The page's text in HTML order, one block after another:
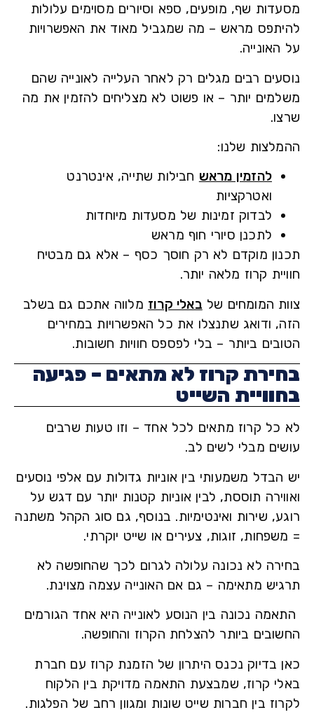
שף, מופעים, ספא וסיורים מסוימים עלולות
מראש – מה שמגביל מאוד את האפשרויות
רבים מגלים רק לאחר העלייה לאונייה שהם
יותר – או פשוט לא מצליחים להזמין את מה
שלנו:
להזמין מראשחבילות שתייה, אינטרנט
ואטרקציות
לבדוק זמינות של מסעדות מיוחדות
לתכנן סיורי חוף מראש
מוקדם לא רק חוסך כסף – אלא גם מבטיח
קרוז מלאה יותר.
המומחים שלבאלי קרוזמלווה אתכם גם בשלב
ודואג שתנצלו את כל האפשרויות במחירים
ביותר – בלי לפספס חוויות חשובות.
קרוז לא מתאים – פגיעה
השייט
קרוז מתאים לכל אחד – וזו טעות שרבים
מבלי לשים לב.
משמעותי בין אוניות גדולות עם אלפי נוסעים
תוססת, לבין אוניות קטנות יותר עם דגש על
שירות ואינטימיות. בנוסף, גם סוג הקהל משתנה
זוגות, צעירים או שייט יוקרתי.
לא נכונה עלולה לגרום לכך שהחופשה לא
מתאימה – גם אם האונייה עצמה מצוינת.
נכונה בין הנוסע לאונייה היא אחד הגורמים
ביותר להצלחת הקרוז והחופשה.
בדיוק נכנס היתרון של הזמנת קרוז עם חברת
קרוז, שמבצעת התאמה מדויקת בין הלקוח
בין חברות שייט שונות ומגוון רחב של הפלגות.